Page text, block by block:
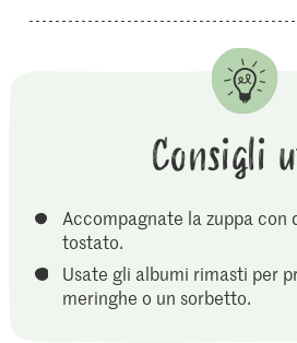
Consigli
Accompagnate la zuppa con
tostato.
Usate gli albumi rimasti per
meringhe o un sorbetto.